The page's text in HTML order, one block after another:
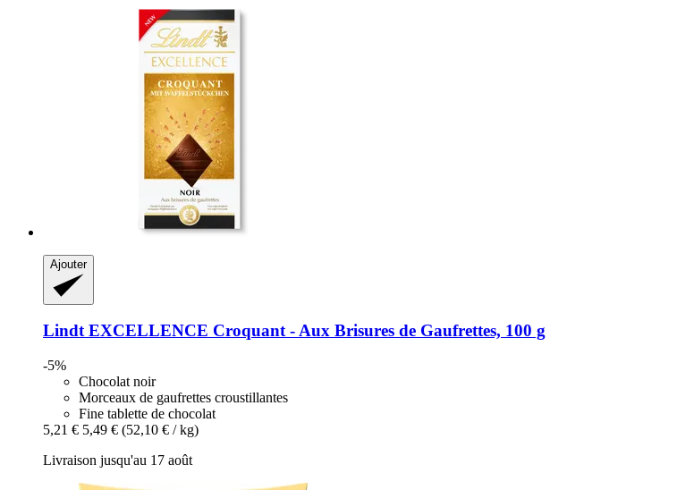
Ajouter
LindtEXCELLENCE Croquant -​ Aux Brisures de Gaufrettes, 100 g
-5%
Chocolat noir
Morceaux de gaufrettes croustillantes
Fine tablette de chocolat
5,21 € 5,49 € (52,10 € / kg)
Livraison jusqu'au 17 août